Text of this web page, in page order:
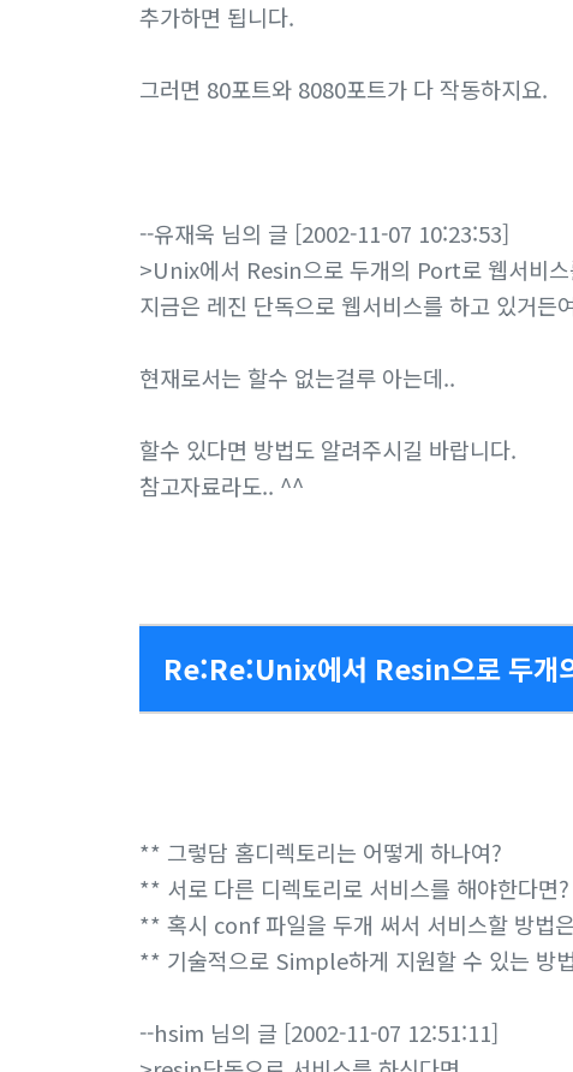
추가하면 됩니다.
그러면 80포트와 8080포트가 다 작동하지요.
--유재욱 님의 글 [2002-11-07 10:23:53]
>Unix에서 Resin으로 두개의 Port로 웹서비
지금은 레진 단독으로 웹서비스를 하고 있거든
현재로서는 할수 없는걸루 아는데..
할수 있다면 방법도 알려주시길 바랍니다.
참고자료라도.. ^^
Re:Re:Unix에서 Resin으로 두개
** 그렇담 홈디렉토리는 어떻게 하나여?
** 서로 다른 디렉토리로 서비스를 해야한다면?
** 혹시 conf 파일을 두개 써서 서비스할 방법
** 기술적으로 Simple하게 지원할 수 있는 방
--hsim 님의 글 [2002-11-07 12:51:11]